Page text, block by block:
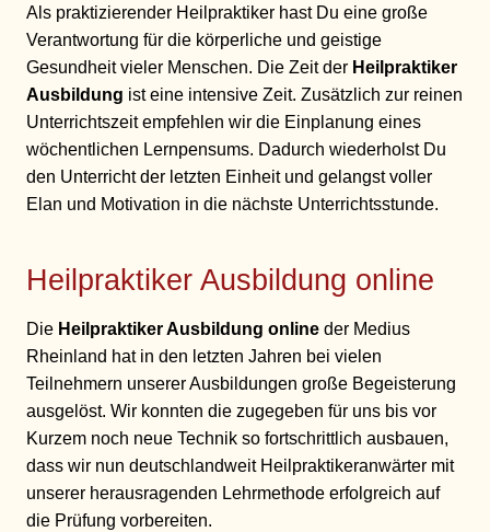
Als praktizierender Heilpraktiker hast Du eine große
Verantwortung für die körperliche und geistige
Gesundheit vieler Menschen. Die Zeit der Heilpraktiker
Ausbildung ist eine intensive Zeit. Zusätzlich zur reinen
Unterrichtszeit empfehlen wir die Einplanung eines
wöchentlichen Lernpensums. Dadurch wiederholst Du
den Unterricht der letzten Einheit und gelangst voller
Elan und Motivation in die nächste Unterrichtsstunde.
Heilpraktiker Ausbildung online
Die Heilpraktiker Ausbildung online der Medius
Rheinland hat in den letzten Jahren bei vielen
Teilnehmern unserer Ausbildungen große Begeisterung
ausgelöst. Wir konnten die zugegeben für uns bis vor
Kurzem noch neue Technik so fortschrittlich ausbauen,
dass wir nun deutschlandweit Heilpraktikeranwärter mit
unserer herausragenden Lehrmethode erfolgreich auf
die Prüfung vorbereiten.